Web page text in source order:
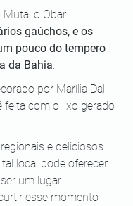
Mutá, o Obar
gaúchos, e os
pouco do tempero
da Bahia
por Marília Dal
feita com o lixo gerado
e deliciosos
local pode oferecer
um lugar
esse momento